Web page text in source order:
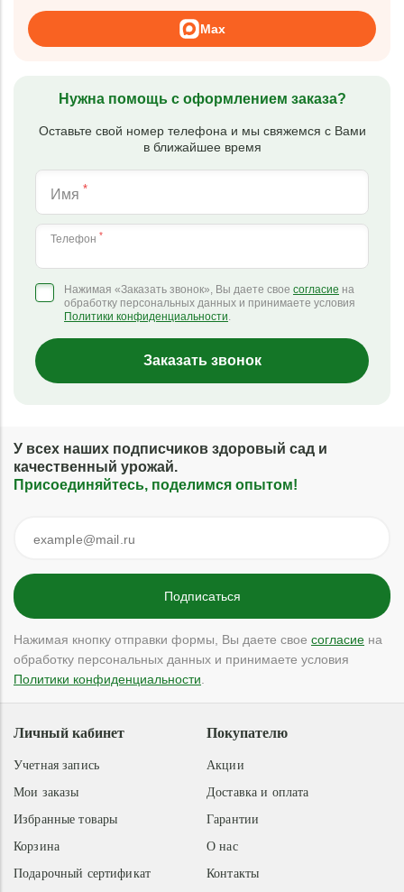
Max
Нужна помощь с оформлением заказа?
Оставьте свой номер телефона и мы свяжемся с Вами
в ближайшее время
Имя *
Телефон *
Нажимая «Заказать звонок», Вы даете свое согласие на
обработку персональных данных и принимаете условия
Политики конфиденциальности.
Заказать звонок
У всех наших подписчиков здоровый сад и
качественный урожай.
Присоединяйтесь, поделимся опытом!
Нажимая кнопку отправки формы, Вы даете свое согласие на
обработку персональных данных и принимаете условия
Политики конфиденциальности
Покупателю
Акции
Доставка и оплата
Гарантии
О нас
Контакты
Личный кабинет
Учетная запись
Мои заказы
Избранные товары
Корзина
Подарочный сертификат